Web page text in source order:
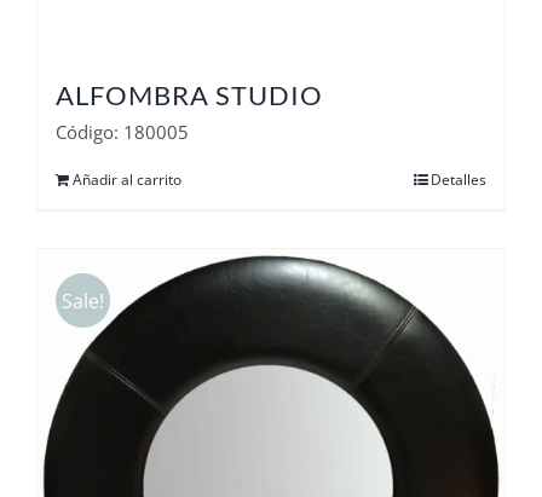
ALFOMBRA STUDIO
Código: 180005
Añadir al carrito Detalles
Sale!